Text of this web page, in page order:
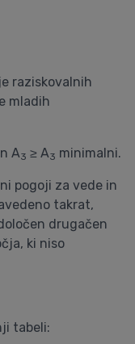
raziskovalnih
mladih
A3 ≥ A3 minimalni.
pogoji za vede in
takrat,
drugačen
ki niso
tabeli: